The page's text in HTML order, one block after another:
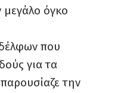
όγκο
που
για τα
την